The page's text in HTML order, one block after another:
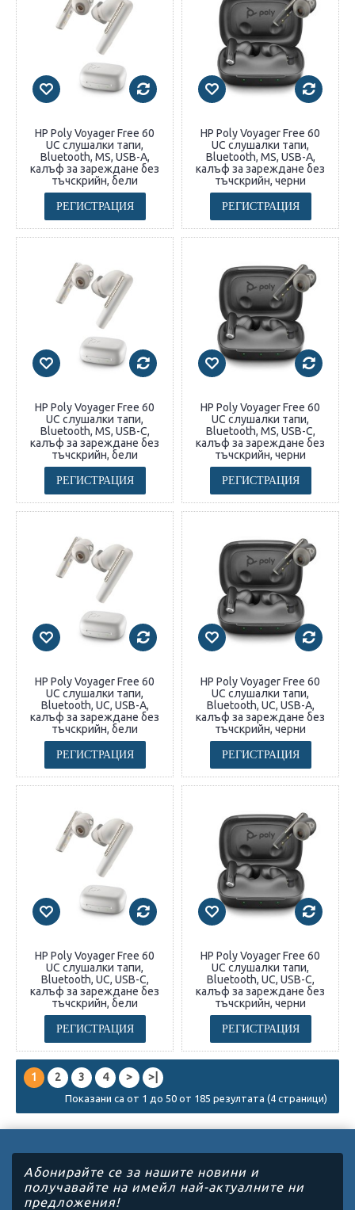
HP Poly Voyager Free 60
UC слушалки тапи,
Bluetooth, MS, USB-A,
калъф за зареждане без
тъчскрийн, бели
РЕГИСТРАЦИЯ
HP Poly Voyager Free 60
UC слушалки тапи,
Bluetooth, MS, USB-A,
калъф за зареждане без
тъчскрийн, черни
РЕГИСТРАЦИЯ
HP Poly Voyager Free 60
UC слушалки тапи,
Bluetooth, MS, USB-C,
калъф за зареждане без
тъчскрийн, бели
РЕГИСТРАЦИЯ
HP Poly Voyager Free 60
UC слушалки тапи,
Bluetooth, MS, USB-C,
калъф за зареждане без
тъчскрийн, черни
РЕГИСТРАЦИЯ
HP Poly Voyager Free 60
UC слушалки тапи,
Bluetooth, UC, USB-A,
калъф за зареждане без
тъчскрийн, бели
РЕГИСТРАЦИЯ
HP Poly Voyager Free 60
UC слушалки тапи,
Bluetooth, UC, USB-A,
калъф за зареждане без
тъчскрийн, черни
РЕГИСТРАЦИЯ
HP Poly Voyager Free 60
UC слушалки тапи,
Bluetooth, UC, USB-C,
калъф за зареждане без
тъчскрийн, бели
РЕГИСТРАЦИЯ
HP Poly Voyager Free 60
UC слушалки тапи,
Bluetooth, UC, USB-C,
калъф за зареждане без
тъчскрийн, черни
РЕГИСТРАЦИЯ
1 2 3 4 > >|
Показани са от 1 до 50 от 185 резултата (4 страници)
Абонирайте се за нашите новини и
получавайте на имейл най-актуалните ни
предложения!